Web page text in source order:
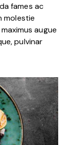
fames ac
molestie
augue
pulvinar